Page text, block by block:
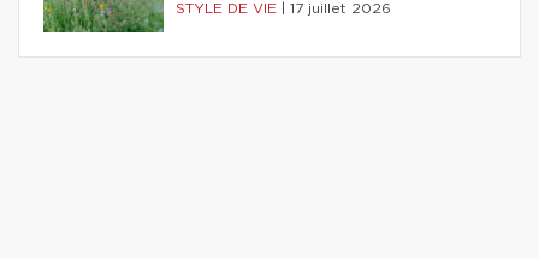
STYLE DE VIE 17 juillet 2026